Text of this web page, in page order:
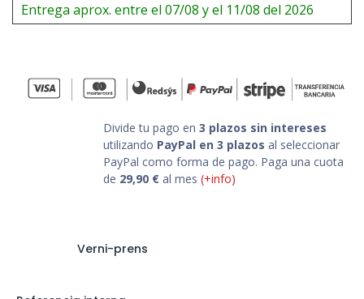
Entrega aprox. entre el 07/08 y el 11/08 del 2026
Divide tu pago en 3 plazos sin intereses
utilizando PayPal en 3 plazos al seleccionar
PayPal como forma de pago. Paga una cuota
de 29,90 € al mes (+info)
Verni-prens